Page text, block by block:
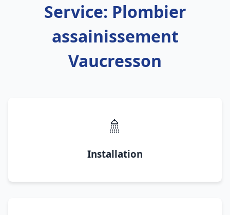
Service: Plombier
assainissement
Vaucresson
🚿
Installation